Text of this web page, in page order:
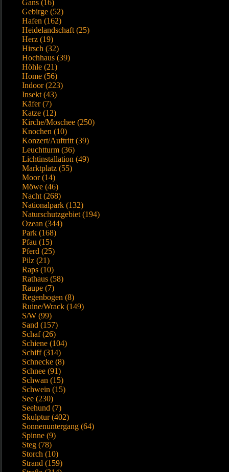
Gans (16)
Gebirge (52)
Hafen (162)
Heidelandschaft (25)
Herz (19)
Hirsch (32)
Hochhaus (39)
Höhle (21)
Home (56)
Indoor (223)
Insekt (43)
Käfer (7)
Katze (12)
Kirche/Moschee (250)
Knochen (10)
Konzert/Auftritt (39)
Leuchtturm (36)
Lichtinstallation (49)
Marktplatz (55)
Moor (14)
Möwe (46)
Nacht (268)
Nationalpark (132)
Naturschutzgebiet (194)
Ozean (344)
Park (168)
Pfau (15)
Pferd (25)
Pilz (21)
Raps (10)
Rathaus (58)
Raupe (7)
Regenbogen (8)
Ruine/Wrack (149)
S/W (99)
Sand (157)
Schaf (26)
Schiene (104)
Schiff (314)
Schnecke (8)
Schnee (91)
Schwan (15)
Schwein (15)
See (230)
Seehund (7)
Skulptur (402)
Sonnenuntergang (64)
Spinne (9)
Steg (78)
Storch (10)
Strand (159)